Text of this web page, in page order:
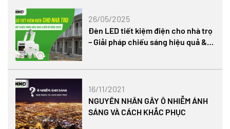
26/05/2025
Đèn LED tiết kiệm điện cho nhà trọ
– Giải pháp chiếu sáng hiệu quả &
16/11/2021
NGUYÊN NHÂN GÂY Ô NHIỄM ÁNH
SÁNG VÀ CÁCH KHẮC PHỤC